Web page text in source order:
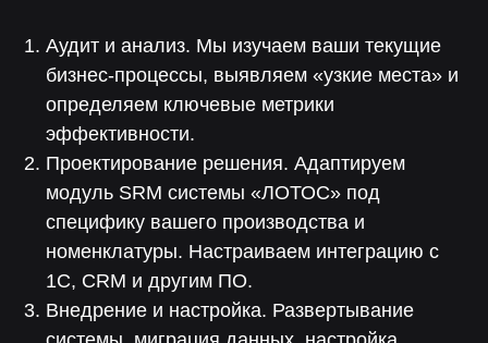
Аудит и анализ. Мы изучаем ваши текущие
бизнес-процессы, выявляем «узкие места» и
определяем ключевые метрики
эффективности.
Проектирование решения. Адаптируем
модуль SRM системы «ЛОТОС» под
специфику вашего производства и
номенклатуры. Настраиваем интеграцию с
1С, CRM и другим ПО.
Внедрение и настройка. Развертывание
Чат поддержки
С ответом за 5 минут — для любых
технических вопросов
Отвечаем на вопросы